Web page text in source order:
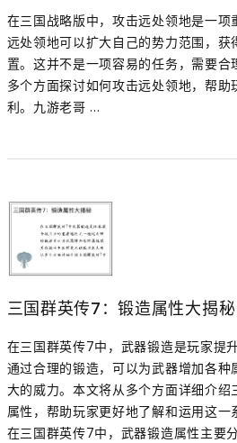
在三国战略版中，攻击远处领地是一
远处领地可以扩大自己的势力范围，获
置。这并不是一项容易的任务，需要
多个方面探讨如何攻击远处领地，帮
利。九游老哥 ...
三国群英传7：锻造属性大揭秘
在三国群英传7中，武器锻造是玩家提
通过合理的锻造，可以为武器增加各种
大的威力。本文将从多个方面详细介
属性，帮助玩家更好地了解和运用这一
在三国群英传7中，武器锻造属性主要